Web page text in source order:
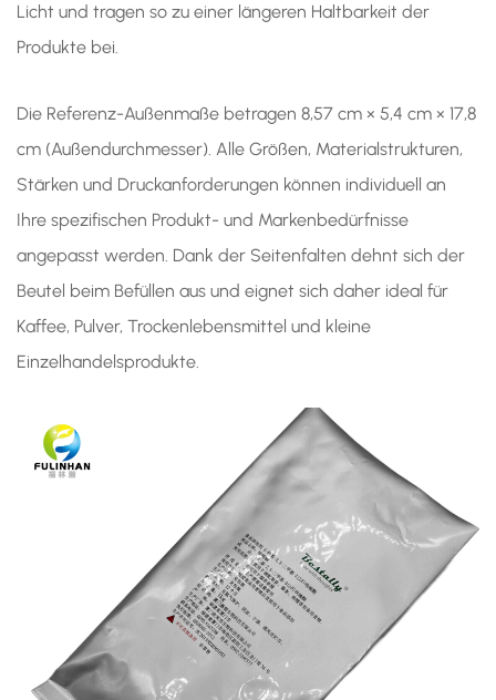
Licht und tragen so zu einer längeren Haltbarkeit der
Produkte bei.
Die Referenz-Außenmaße betragen 8,57 cm × 5,4 cm × 17,8
cm (Außendurchmesser). Alle Größen, Materialstrukturen,
Stärken und Druckanforderungen können individuell an
Ihre spezifischen Produkt- und Markenbedürfnisse
angepasst werden. Dank der Seitenfalten dehnt sich der
Beutel beim Befüllen aus und eignet sich daher ideal für
Kaffee, Pulver, Trockenlebensmittel und kleine
Einzelhandelsprodukte.